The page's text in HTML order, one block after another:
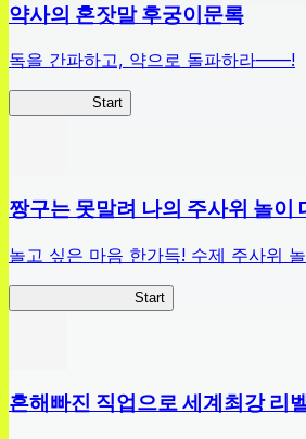
약사의 혼잣말 후궁이문록
독을 간파하고, 약으로 돌파하라——!
Start
짱구는 못말려 나의 주사위 놀이
놀고 싶은 마음 한가득! 수제 주사위
Start
흔해빠진 직업으로 세계최강 리